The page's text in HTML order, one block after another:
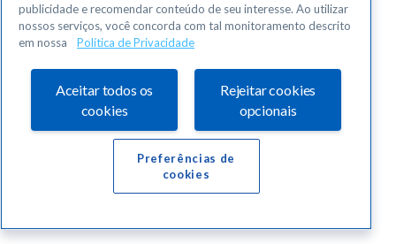
publicidade e recomendar conteúdo de seu interesse. Ao utilizar
nossos serviços, você concorda com tal monitoramento descrito
em nossa
Política de Privacidade
Aceitar todos os
cookies
Rejeitar cookies
opcionais
Preferências de
cookies